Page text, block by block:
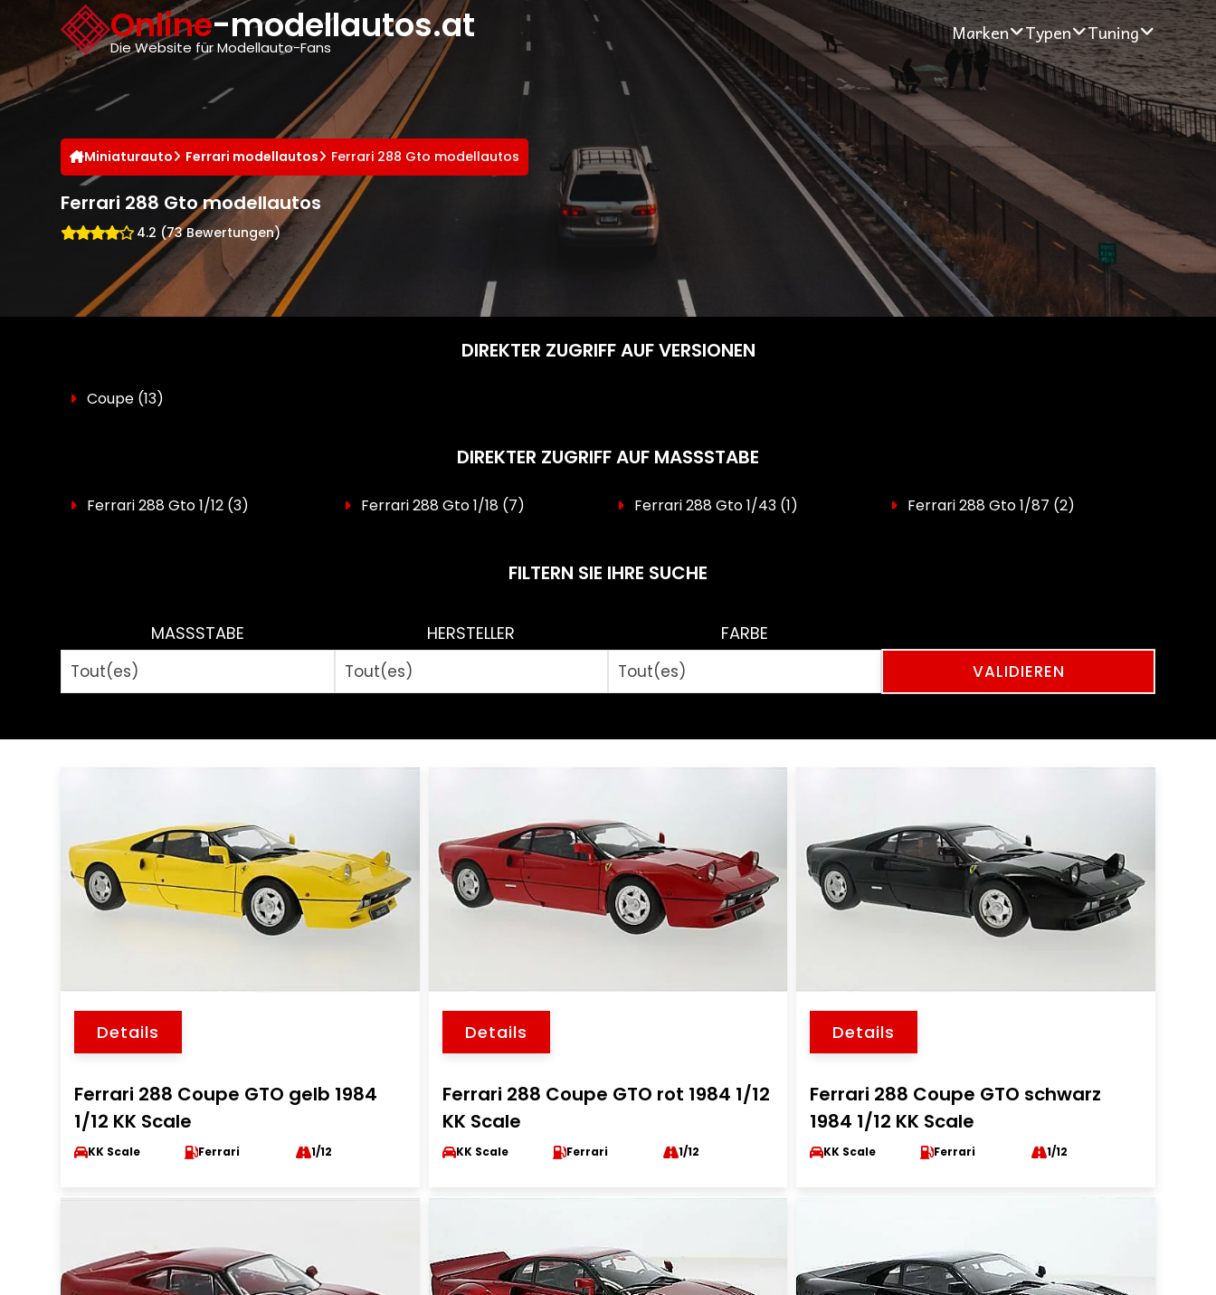
Online-modellautos.at
Die Website für Modellauto-Fans
Marken Typen Tuning
Miniaturauto Ferrari modellautos Ferrari 288 Gto modellautos
Ferrari 288 Gto modellautos
4.2 (73 Bewertungen)
DIREKTER ZUGRIFF AUF VERSIONEN
Coupe (13)
DIREKTER ZUGRIFF AUF MASSSTABE
Ferrari 288 Gto 1/12 (3) Ferrari 288 Gto 1/18 (7) Ferrari 288 Gto 1/43 (1) Ferrari 288 Gto 1/87 (2)
FILTERN SIE IHRE SUCHE
MASSSTABE HERSTELLER FARBE
Details
Ferrari 288 Coupe GTO gelb 1984
1/12 KK Scale
KK Scale Ferrari 1/12
Details
Ferrari 288 Coupe GTO rot 1984 1/12
KK Scale
KK Scale Ferrari 1/12
Details
Ferrari 288 Coupe GTO schwarz
1984 1/12 KK Scale
KK Scale Ferrari 1/12
Cookie-Einstellungen